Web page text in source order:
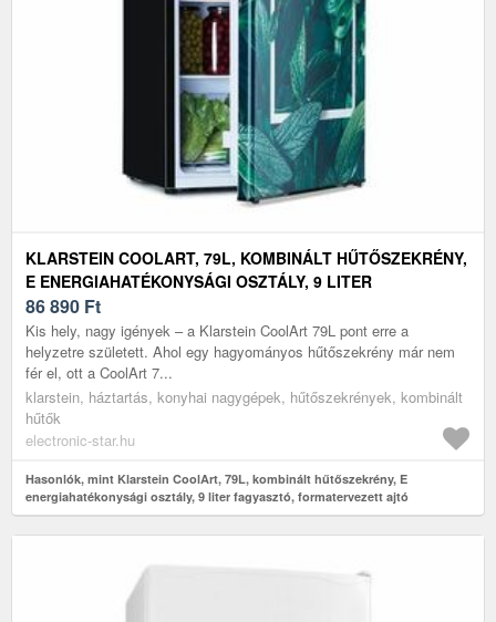
KLARSTEIN COOLART, 79L, KOMBINÁLT HŰTŐSZEKRÉNY,
E ENERGIAHATÉKONYSÁGI OSZTÁLY, 9 LITER
FAGYASZTÓ, FORMATERVEZETT AJTÓ
86 890 Ft
Kis hely, nagy igények – a Klarstein CoolArt 79L pont erre a
helyzetre született. Ahol egy hagyományos hűtőszekrény már nem
fér el, ott a CoolArt 7...
klarstein, háztartás, konyhai nagygépek, hűtőszekrények, kombinált
hűtők
electronic-star.hu
Hasonlók, mint Klarstein CoolArt, 79L, kombinált hűtőszekrény, E
energiahatékonysági osztály, 9 liter fagyasztó, formatervezett ajtó